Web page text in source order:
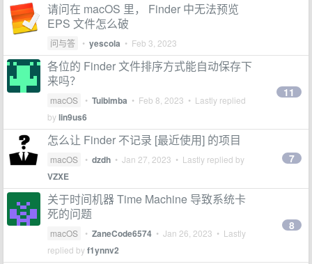
请问在 macOS 里， Finder 中无法预览
EPS 文件怎么破
问与答 • yescola • Feb 3, 2023
各位的 Finder 文件排序方式能自动保存下
来吗？
macOS • Tuibimba • Feb 8, 2023 • Lastly replied
bylin9us6
11
怎么让 Finder 不记录 [最近使用] 的项目
macOS • dzdh • Jan 27, 2023 • Lastly replied by
VZXE
7
关于时间机器 Time Machine 导致系统卡
死的问题
macOS • ZaneCode6574 • Jan 26, 2023 • Lastly
replied byf1ynnv2
8